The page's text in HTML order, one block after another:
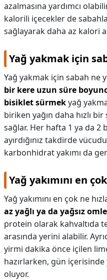
azalmasına yardımcı
kalorili içecekler de
sağlayarak daha az kalori
Yağ yakmak için
Yağ yakmak için sabah ne
bir kere uzun süre
bisiklet sürmekyağ
biriken yağın daha hızlı bir
sağlar. Her hafta 1 ya da 2
ayırdığınız takdirde
karbonhidrat yakımı da
Yağ yakımını en
Yağ yakımını en çok ne
az yağlı ya da yağsız
protein olarak kahvaltıda
arasında yerini alabilir.
yirmi dakika önce içilen
hazırlarken, gün içerisinde
oluyor.